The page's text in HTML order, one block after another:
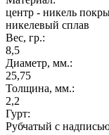
центр - никель
никелевый сплав
Вес, гр.:
8,5
Диаметр, мм.:
25,75
Толщина, мм.:
2,2
Гурт:
Рубчатый с